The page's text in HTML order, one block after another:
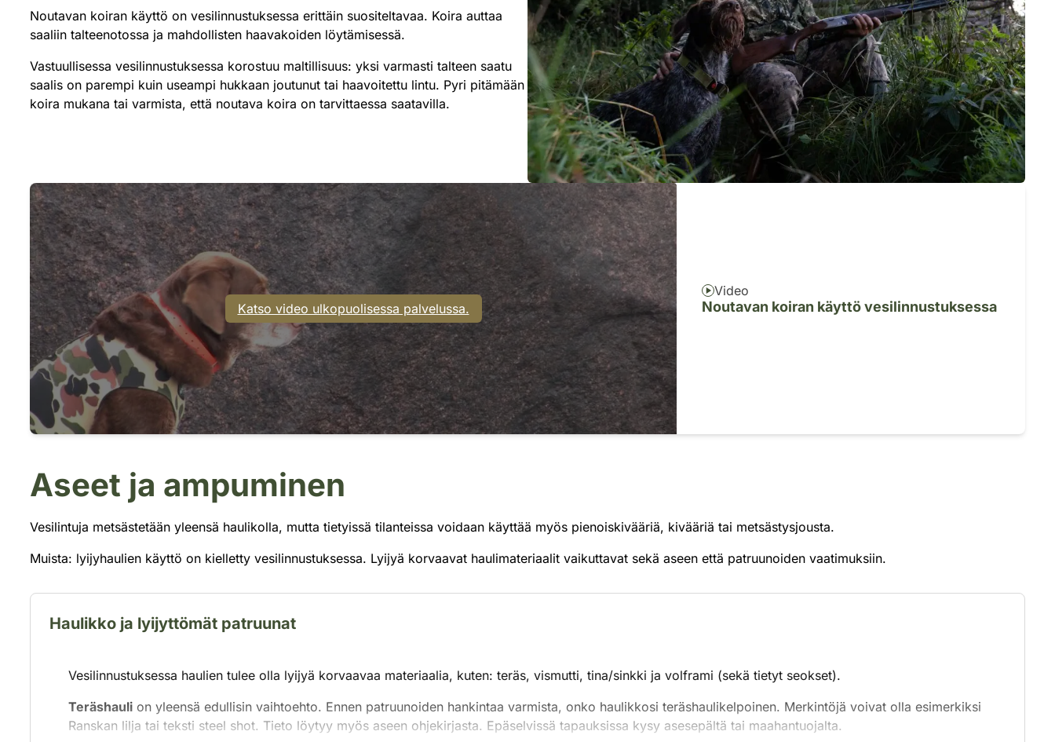
Noutavan koiran käyttö on vesilinnustuksessa erittäin suositeltavaa. Koira auttaa
saaliin talteenotossa ja mahdollisten haavakoiden löytämisessä.
Vastuullisessa vesilinnustuksessa korostuu maltillisuus: yksi varmasti talteen saatu
saalis on parempi kuin useampi hukkaan joutunut tai haavoitettu lintu. Pyri pitämään
koira mukana tai varmista, että noutava koira on tarvittaessa saatavilla.
Katso video ulkopuolisessa palvelussa.
Video
Noutavan koiran käyttö vesilinnustuksessa
Aseet ja ampuminen
Vesilintuja metsästetään yleensä haulikolla, mutta tietyissä tilanteissa voidaan käyttää myös pienoiskivääriä, kivääriä tai metsästysjousta.
Muista: lyijyhaulien käyttö on kielletty vesilinnustuksessa. Lyijyä korvaavat haulimateriaalit vaikuttavat sekä aseen että patruunoiden vaatimuksiin.
Haulikko ja lyijyttömät patruunat
Vesilinnustuksessa haulien tulee olla lyijyä korvaavaa materiaalia, kuten: teräs, vismutti, tina/sinkki ja volframi (sekä tietyt seokset).
Teräshauli on yleensä edullisin vaihtoehto. Ennen patruunoiden hankintaa varmista, onko haulikkosi teräshaulikelpoinen. Merkintöjä voivat olla esimerkiksi
Ranskan lilja tai teksti steel shot. Tieto löytyy myös aseen ohjekirjasta. Epäselvissä tapauksissa kysy asesepältä tai maahantuojalta.